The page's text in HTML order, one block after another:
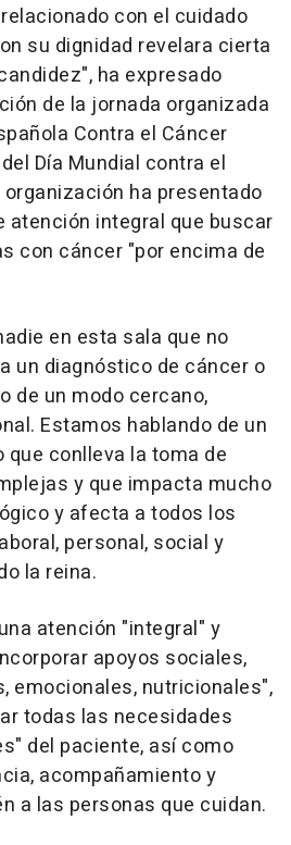
con el cuidado
su dignidad revelara cierta
ha expresado
de la jornada organizada
Contra el Cáncer
Día Mundial contra el
organización ha presentado
atención integral que buscar
con cáncer "por encima de
en esta sala que no
un diagnóstico de cáncer o
de un modo cercano,
Estamos hablando de un
conlleva la toma de
y que impacta mucho
y afecta a todos los
personal, social y
la reina.
atención "integral" y
apoyos sociales,
emocionales, nutricionales",
todas las necesidades
del paciente, así como
acompañamiento y
a las personas que cuidan.